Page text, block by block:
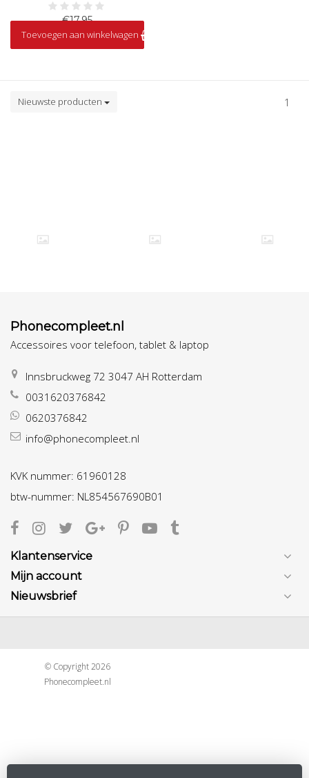
€17,95
Op voorraad
Toevoegen aan winkelwagen
Nieuwste producten 1
Phonecompleet.nl
Accessoires voor telefoon, tablet & laptop
Innsbruckweg 72 3047 AH Rotterdam
0031620376842
0620376842
info@phonecompleet.nl
KVK nummer: 61960128
btw-nummer: NL854567690B01
Klantenservice
Mijn account
Nieuwsbrief
© Copyright 2026
Phonecompleet.nl